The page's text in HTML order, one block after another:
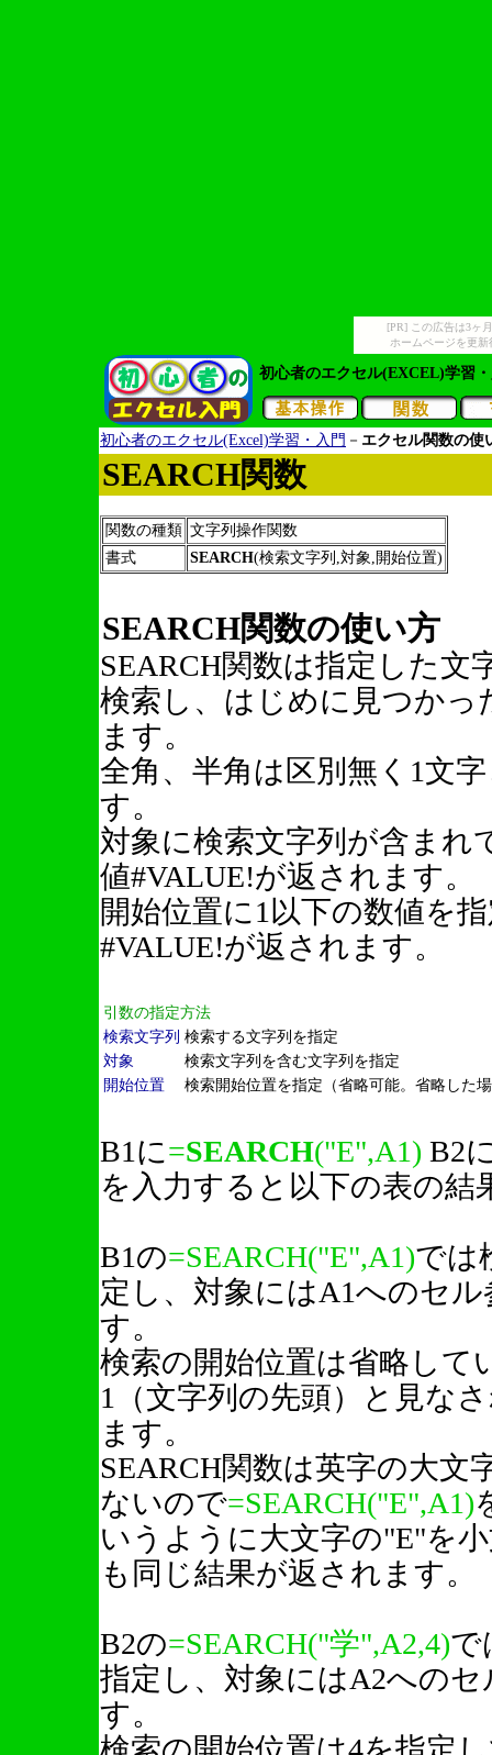
[PR] この広告は3ヶ
ホームページを更
初心者のエクセル(EXCEL)学習
初心者のエクセル(Excel)学習・入門 － エクセル関数の使
SEARCH関数
関数の種類 文字列操作関数
書式
SEARCH(検索文字列,対象,開始位置)
SEARCH関数の使い方
SEARCH関数は指定した文
検索し、はじめに見つかっ
ます。
全角、半角は区別無く1文
す。
対象に検索文字列が含まれ
値#VALUE!が返されます。
開始位置に1以下の数値を
#VALUE!が返されます。
引数の指定方法
検索文字列 検索する文字列を指定
対象
検索文字列を含む文字列を指定
開始位置
検索開始位置を指定（省略可能。省略した
B1に=SEARCH("E",A1) B2
を入力すると以下の表の結
B1の=SEARCH("E",A1)では
定し、対象にはA1へのセ
す。
検索の開始位置は省略して
1（文字列の先頭）と見な
ます。
SEARCH関数は英字の大文
ないので=SEARCH("E",A1)
いうように大文字の"E"を
も同じ結果が返されます。
B2の=SEARCH("学",A2,4)で
指定し、対象にはA2への
す。